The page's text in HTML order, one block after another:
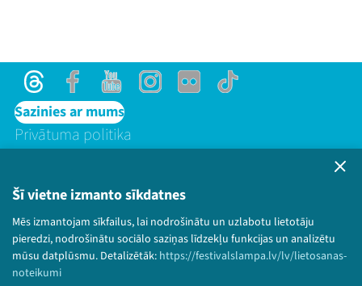
Šī vietne izmanto sīkdatnes
Mēs izmantojam sīkfailus, lai nodrošinātu un uzlabotu lietotāju
pieredzi, nodrošinātu sociālo saziņas līdzekļu funkcijas un analizētu
mūsu datplūsmu. Detalizētāk: https://festivalslampa.lv/lv/lietosanas-
noteikumi
ThreadsFacebookYoutubeInstagram
Flick TikTok
Sazinies ar mums
Privātuma politika
© 2026 Sarunu festivāls LAMPA Visas tiesības
paturētas.